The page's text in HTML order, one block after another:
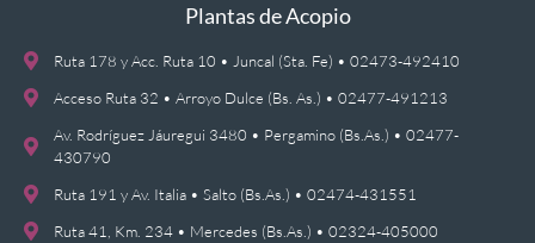
Plantas de Acopio
Ruta 178 y Acc. Ruta 10 • Juncal (Sta. Fe) • 02473-492410
Acceso Ruta 32 • Arroyo Dulce (Bs. As.) • 02477-491213
Av. Rodríguez Jáuregui 3480 • Pergamino (Bs.As.) • 02477-
430790
Ruta 191 y Av. Italia • Salto (Bs.As.) • 02474-431551
Ruta 41, Km. 234 • Mercedes (Bs.As.) • 02324-405000